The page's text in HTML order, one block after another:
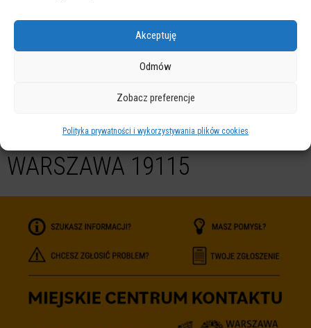
Akceptuję
Odmów
Zobacz preferencje
Polityka prywatności i wykorzystywania plików cookies
ZINTEGROWANY
ZARZĄDZANIA
WARSZAWSKI
POWIADOMIEŃ
WARSZAWA 19115